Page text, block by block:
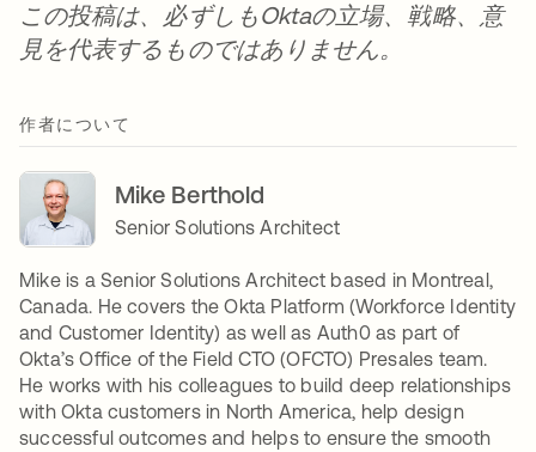
この投稿は、必ずしもOktaの立場、戦略、意
見を代表するものではありません。
作者について
Mike Berthold
Senior Solutions Architect
Mike is a Senior Solutions Architect based in Montreal,
Canada. He covers the Okta Platform (Workforce Identity
and Customer Identity) as well as Auth0 as part of
Okta’s Office of the Field CTO (OFCTO) Presales team.
He works with his colleagues to build deep relationships
with Okta customers in North America, help design
successful outcomes and helps to ensure the smooth